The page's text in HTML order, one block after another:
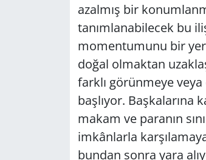
azalmış bir
tanımlanabilecek bu
momentumunu bir
doğal olmaktan
farklı görünmeye veya
başlıyor.
makam ve paranın
imkânlarla
bundan sonra yara